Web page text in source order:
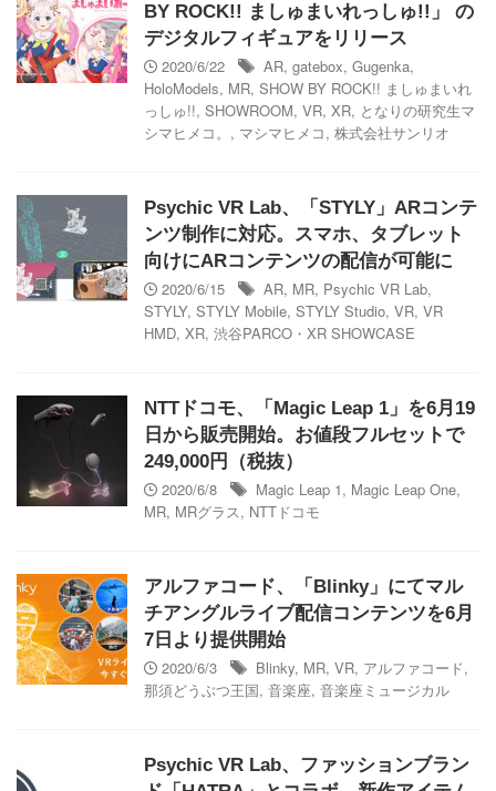
BY ROCK!! ましゅまいれっしゅ!!」 の
デジタルフィギュアをリリース
2020/6/22
AR, gatebox, Gugenka,
HoloModels, MR, SHOW BY ROCK!! ましゅまいれ
っしゅ!!, SHOWROOM, VR, XR, となりの研究生マ
シマヒメコ。 , マシマヒメコ, 株式会社サンリオ
Psychic VR Lab、「STYLY」ARコンテ
ンツ制作に対応。スマホ、タブレット
向けにARコンテンツの配信が可能に
2020/6/15
AR, MR, Psychic VR Lab,
STYLY, STYLY Mobile, STYLY Studio, VR, VR
HMD, XR, 渋谷PARCO・XR SHOWCASE
NTTドコモ、「Magic Leap 1」を6月19
日から販売開始。お値段フルセットで
249,000円（税抜）
2020/6/8
Magic Leap 1, Magic Leap One,
MR, MRグラス, NTTドコモ
アルファコード、「Blinky」にてマル
チアングルライブ配信コンテンツを6月
7日より提供開始
2020/6/3
Blinky, MR, VR, アルファコード,
那須どうぶつ王国, 音楽座, 音楽座ミュージカル
Psychic VR Lab、ファッションブラン